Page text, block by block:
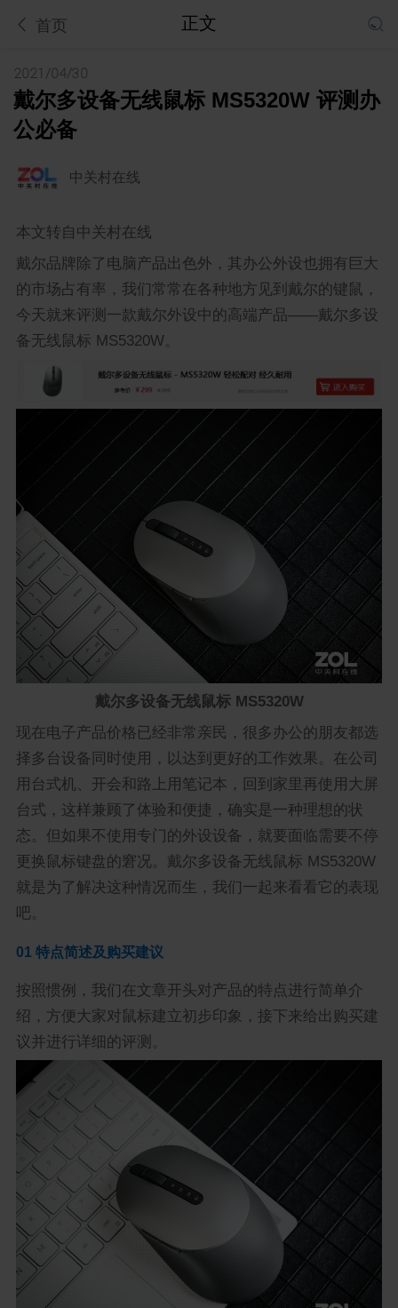
首页 正文
2021/04/30
戴尔多设备无线鼠标 MS5320W 评测办
公必备
中关村在线
本文转自中关村在线
戴尔品牌除了电脑产品出色外，其办公外设也拥有巨大
的市场占有率，我们常常在各种地方见到戴尔的键鼠，
今天就来评测一款戴尔外设中的高端产品——戴尔多设
备无线鼠标 MS5320W。
戴尔多设备无线鼠标 MS5320W
现在电子产品价格已经非常亲民，很多办公的朋友都选
择多台设备同时使用，以达到更好的工作效果。在公司
用台式机、开会和路上用笔记本，回到家里再使用大屏
台式，这样兼顾了体验和便捷，确实是一种理想的状
态。但如果不使用专门的外设设备，就要面临需要不停
更换鼠标键盘的窘况。戴尔多设备无线鼠标 MS5320W
就是为了解决这种情况而生，我们一起来看看它的表现
吧。
01 特点简述及购买建议
按照惯例，我们在文章开头对产品的特点进行简单介
绍，方便大家对鼠标建立初步印象，接下来给出购买建
议并进行详细的评测。